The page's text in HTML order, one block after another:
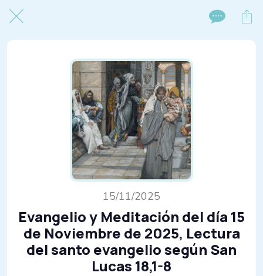
15/11/2025
Evangelio y Meditación del día 15
de Noviembre de 2025, Lectura
del santo evangelio según San
Lucas 18,1-8